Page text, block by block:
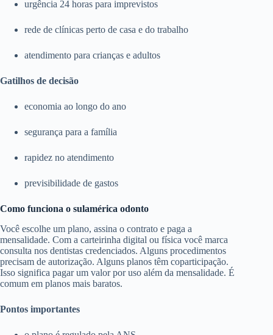
urgência 24 horas para imprevistos
rede de clínicas perto de casa e do trabalho
atendimento para crianças e adultos
Gatilhos de decisão
economia ao longo do ano
segurança para a família
rapidez no atendimento
previsibilidade de gastos
Como funciona o sulamérica odonto
Você escolhe um plano, assina o contrato e paga a
mensalidade. Com a carteirinha digital ou física você marca
consulta nos dentistas credenciados. Alguns procedimentos
precisam de autorização. Alguns planos têm coparticipação.
Isso significa pagar um valor por uso além da mensalidade. É
comum em planos mais baratos.
Pontos importantes